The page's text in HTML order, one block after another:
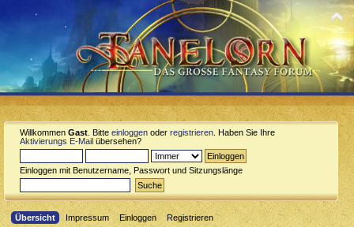
Willkommen Gast . Bitte einloggen oder registrieren . Haben Sie Ihre
Aktivierungs E-Mail übersehen?
Einloggen mit Benutzername, Passwort und Sitzungslänge
Übersicht Impressum Einloggen Registrieren